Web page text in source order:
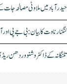
حیدرآباد میں ملاوٹی مصالحہ جات کے خلاف بڑا کریک
کنگنا رناوت کا بیان: بی جے پی
تلنگانہ کے ڈاکٹر وشنو وردھن